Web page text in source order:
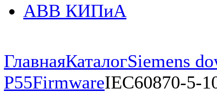
ABB КИПиА
ГлавнаяКаталогSiemens
P55FirmwareIEC60870-5-